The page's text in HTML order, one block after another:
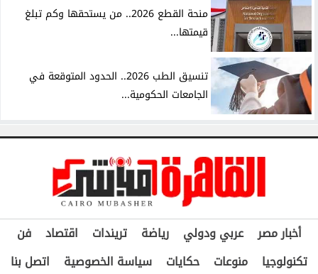
منحة القطع 2026.. من يستحقها وكم تبلغ
قيمتها...
تنسيق الطب 2026.. الحدود المتوقعة في
الجامعات الحكومية...
أخبار مصر عربي ودولي رياضة تريندات اقتصاد
فن
تكنولوجيا
منوعات حكايات سياسة الخصوصية اتصل بنا